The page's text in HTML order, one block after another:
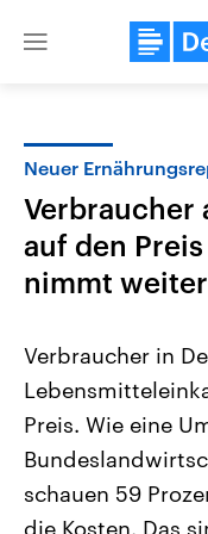
Close
Landtagswahl
2026
Alle Informationen
Sachsen-Anhalt wählt
September 2026
Bundesland von einer
Neuer
Verbraucher
auf den
nimmt
Verbraucher in
Preis. Wie eine
schauen 59
die Kosten. Das